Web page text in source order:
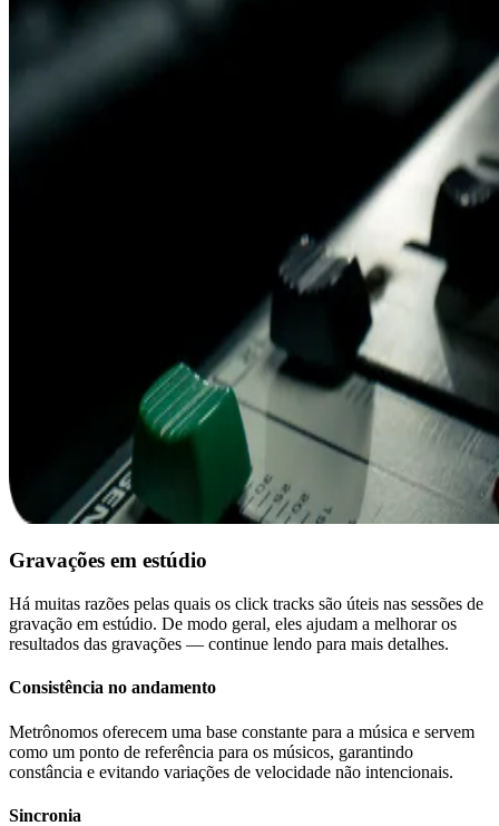
Gravações em estúdio
Há muitas razões pelas quais os click tracks são úteis nas sessões de
gravação em estúdio. De modo geral, eles ajudam a melhorar os
resultados das gravações — continue lendo para mais detalhes.
Consistência no andamento
Metrônomos oferecem uma base constante para a música e servem
como um ponto de referência para os músicos, garantindo
constância e evitando variações de velocidade não intencionais.
Sincronia